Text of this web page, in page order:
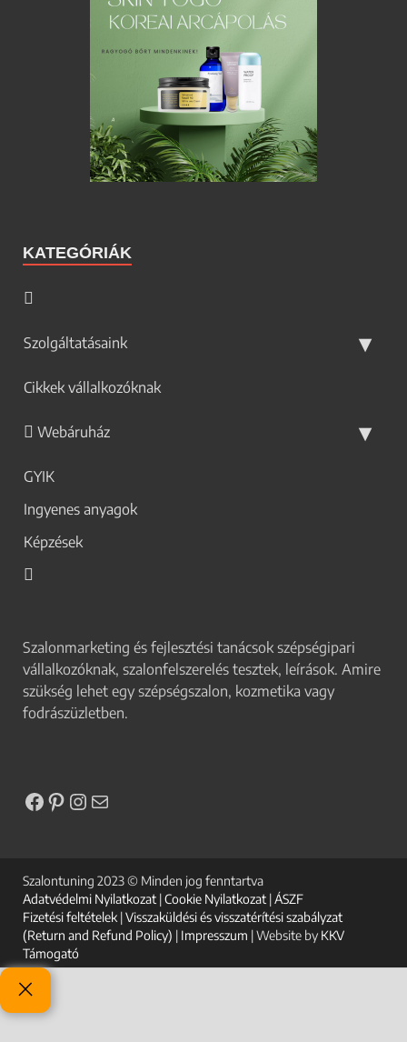
KATEGÓRIÁK
Szolgáltatásaink
Cikkek vállalkozóknak
Webáruház
GYIK
Ingyenes anyagok
Képzések
Szalonmarketing és fejlesztési tanácsok szépségipari
vállalkozóknak, szalonfelszerelés tesztek, leírások. Amire
szükség lehet egy szépségszalon, kozmetika vagy
fodrászüzletben.
Szalontuning 2023 © Minden jog fenntartva
Adatvédelmi Nyilatkozat |Cookie Nyilatkozat |ÁSZF
Fizetési feltételek |Visszaküldési és visszatérítési szabályzat
(Return and Refund Policy) | Impresszum | Website by KKV
Támogató